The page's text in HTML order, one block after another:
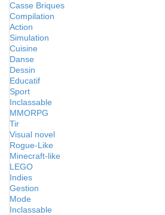
Casse Briques
Compilation
Action
Simulation
Cuisine
Danse
Dessin
Educatif
Sport
Inclassable
MMORPG
Tir
Visual novel
Rogue-Like
Minecraft-like
LEGO
Indies
Gestion
Mode
Inclassable